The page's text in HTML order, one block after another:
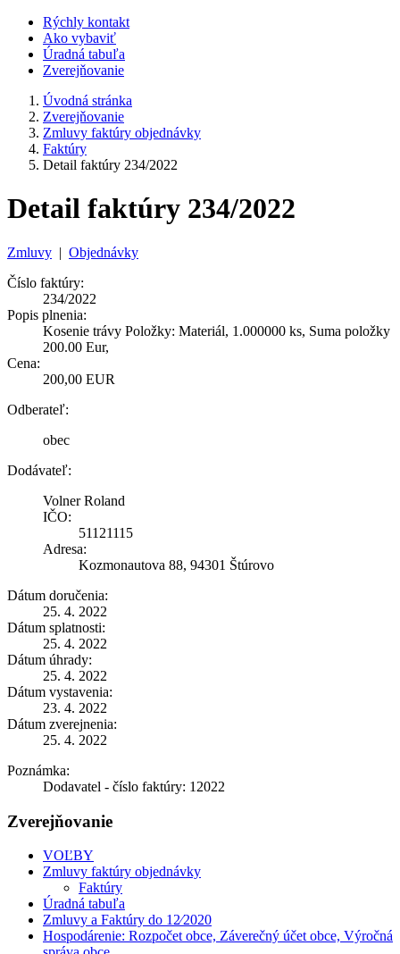
Rýchly kontakt
Ako vybaviť
Úradná tabuľa
Zverejňovanie
Úvodná stránka
Zverejňovanie
Zmluvy faktúry objednávky
Faktúry
Detail faktúry 234/2022
Detail faktúry 234/2022
Zmluvy | Objednávky
Číslo faktúry:
234/2022
Popis plnenia:
Kosenie trávy Položky: Materiál, 1.000000 ks, Suma položky
200.00 Eur,
Cena:
200,00 EUR
Odberateľ:
obec
Dodávateľ:
Volner Roland
IČO:
51121115
Adresa:
Kozmonautova 88, 94301 Štúrovo
Dátum doručenia:
25. 4. 2022
Dátum splatnosti:
25. 4. 2022
Dátum úhrady:
25. 4. 2022
Dátum vystavenia:
23. 4. 2022
Dátum zverejnenia:
25. 4. 2022
Poznámka:
Dodavatel - číslo faktúry: 12022
Zverejňovanie
VOĽBY
Zmluvy faktúry objednávky
Faktúry
Úradná tabuľa
Zmluvy a Faktúry do 12⁄2020
Hospodárenie: Rozpočet obce, Záverečný účet obce, Výročná